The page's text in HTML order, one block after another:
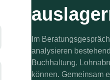
Im
analysieren
Buchhaltung,
können. Gemeinsam